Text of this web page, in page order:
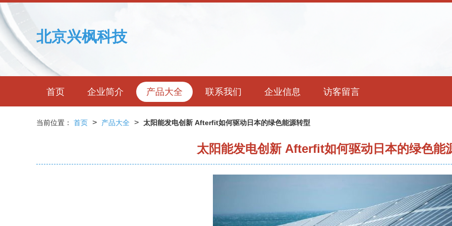
北京兴枫科技
首页 企业简介 产品大全 联系我们 企业信息 访客留言
当前位置： 首页 > 产品大全 > 太阳能发电创新 Afterfit如何驱动日本的绿色能源转型
太阳能发电创新 Afterfit如何驱动日本的绿色能